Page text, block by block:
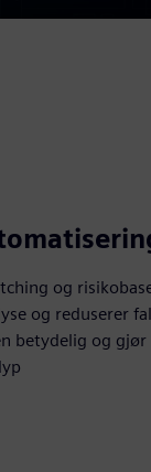
Play
og
og reduserer
betydelig og gjør